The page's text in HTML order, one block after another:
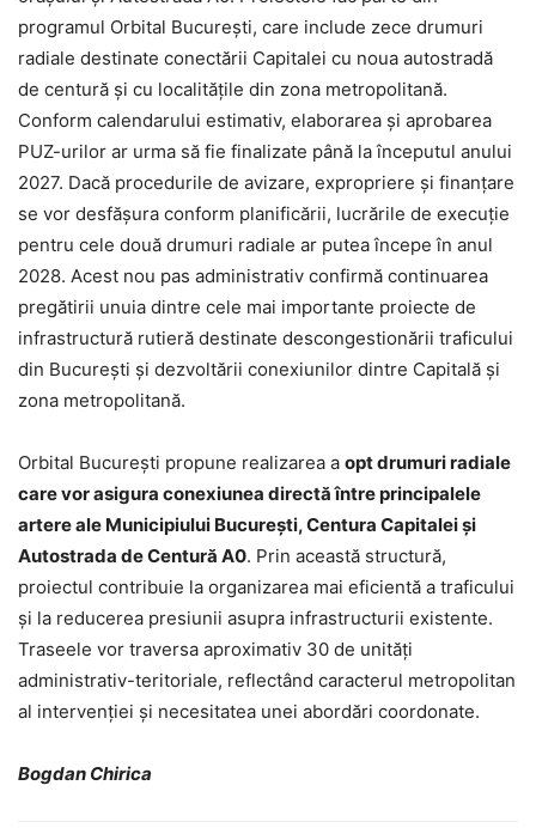
programul Orbital București, care include zece drumuri
radiale destinate conectării Capitalei cu noua autostradă
de centură și cu localitățile din zona metropolitană.
Conform calendarului estimativ, elaborarea și aprobarea
PUZ-urilor ar urma să fie finalizate până la începutul anului
2027. Dacă procedurile de avizare, expropriere și finanțare
se vor desfășura conform planificării, lucrările de execuție
pentru cele două drumuri radiale ar putea începe în anul
2028. Acest nou pas administrativ confirmă continuarea
pregătirii unuia dintre cele mai importante proiecte de
infrastructură rutieră destinate descongestionării traficului
din București și dezvoltării conexiunilor dintre Capitală și
zona metropolitană.
Orbital București propune realizarea a opt drumuri radiale
care vor asigura conexiunea directă între principalele
artere ale Municipiului București, Centura Capitalei și
Autostrada de Centură A0. Prin această structură,
proiectul contribuie la organizarea mai eficientă a traficului
și la reducerea presiunii asupra infrastructurii existente.
Traseele vor traversa aproximativ 30 de unități
administrativ-teritoriale, reflectând caracterul metropolitan
al intervenției și necesitatea unei abordări coordonate.
Bogdan Chirica